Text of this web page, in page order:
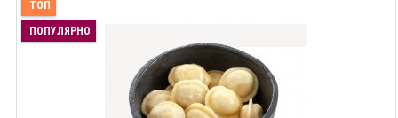
ТОП
ПОПУЛЯРНО